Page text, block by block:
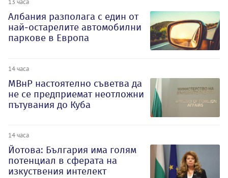
Албания разполага с един от
най-остарелите автомобилни
паркове в Европа
14 часа
МВнР настоятелно съветва да
не се предприемат неотложни
пътувания до Куба
14 часа
Йотова: България има голям
потенциал в сферата на
изкуствения интелект